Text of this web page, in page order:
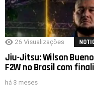
26 Visualizações
Jiu-Jitsu: Wilson
F2W no Brasil com
há 3 meses